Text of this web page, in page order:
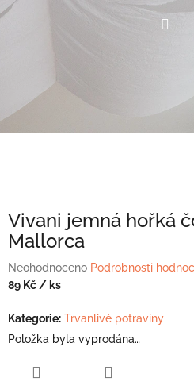
Vivani jemná hořká
Mallorca
Průměrné
hodnocení
je
z
hvězdiček.
Neohodnoceno Podrobnosti
89 Kč / ks
cena:
Kategorie: Trvanlivé potraviny
Položka byla vyprodána…